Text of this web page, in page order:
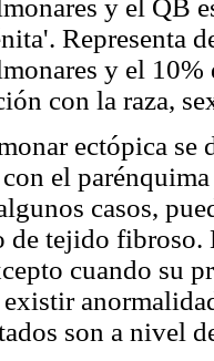
y el QB
Representa
y el 10%
con la raza,
ectópica se
el
casos,
de tejido fibroso.
cuando su
son a nivel